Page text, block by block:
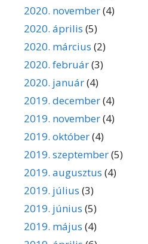
2020. november(4)
2020. április (5)
2020. március (2)
2020. február(3)
2020. január(4)
2019. december(4)
2019. november(4)
2019. október(4)
2019. szeptember(5)
2019. augusztus (4)
2019. július (3)
2019. június (5)
2019. május (4)